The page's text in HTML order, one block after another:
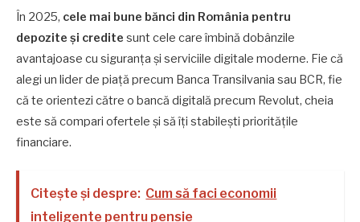
În 2025, cele mai bune bănci din România pentru
depozite și credite sunt cele care îmbină dobânzile
avantajoase cu siguranța și serviciile digitale moderne. Fie că
alegi un lider de piață precum Banca Transilvania sau BCR, fie
că te orientezi către o bancă digitală precum Revolut, cheia
este să compari ofertele și să îți stabilești prioritățile
financiare.
Citește și despre: Cum să faci economii
inteligente pentru pensie